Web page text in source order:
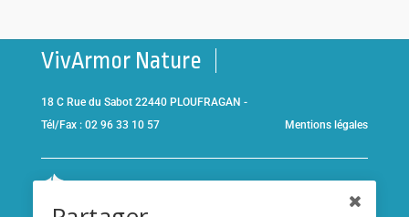
VivArmor Nature
18 C Rue du Sabot 22440 PLOUFRAGAN -
Tél/Fax : 02 96 33 10 57
Mentions légales
Brieucet adhérent de l’association